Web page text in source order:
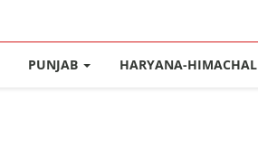
PUNJAB HARYANA-HIMACHAL